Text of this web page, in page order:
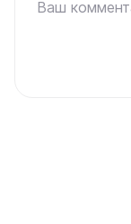
Ваш